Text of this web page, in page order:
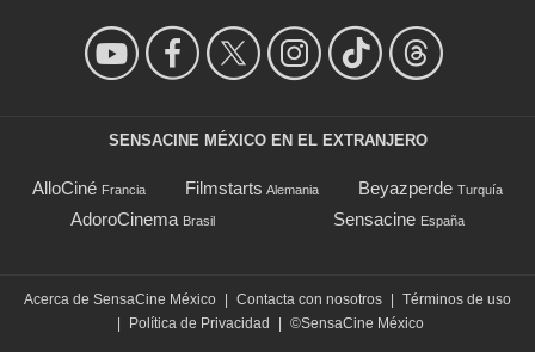
SENSACINE MÉXICO EN EL EXTRANJERO
AlloCiné Francia Filmstarts Alemania Beyazperde Turquía
AdoroCinema Brasil Sensacine España
Acerca de SensaCine México Contacta con nosotros
Términos de uso
Política de Privacidad ©SensaCine México